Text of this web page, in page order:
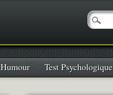
Humour Test Psychologique